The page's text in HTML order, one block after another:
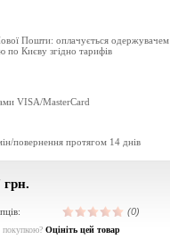
Пошти: оплачується одержувачем
Києву згідно тарифів
VISA/MasterCard
повернення протягом 14 днів
грн.
(0)
покупкою? Оцініть цей товар